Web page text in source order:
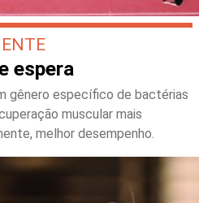
espera
gênero específico de bactérias
muscular mais
melhor desempenho.